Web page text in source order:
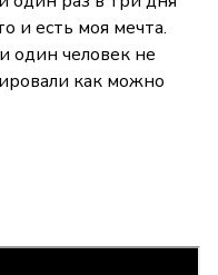
и есть моя мечта.
один человек не
как можно